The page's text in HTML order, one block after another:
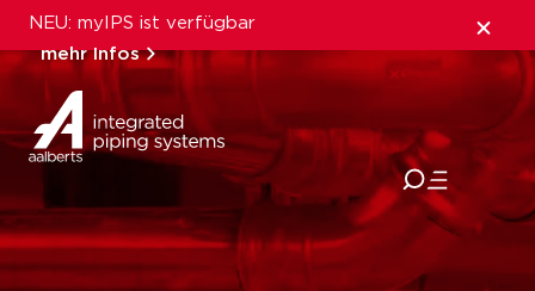
NEU: myIPS ist verfügbar
mehr Infos
schließen